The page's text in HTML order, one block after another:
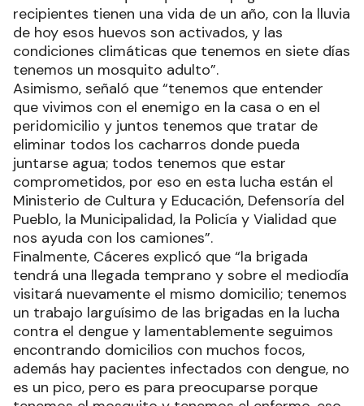
recipientes tienen una vida de un año, con la lluvia
de hoy esos huevos son activados, y las
condiciones climáticas que tenemos en siete días
tenemos un mosquito adulto”.
Asimismo, señaló que “tenemos que entender
que vivimos con el enemigo en la casa o en el
peridomicilio y juntos tenemos que tratar de
eliminar todos los cacharros donde pueda
juntarse agua; todos tenemos que estar
comprometidos, por eso en esta lucha están el
Ministerio de Cultura y Educación, Defensoría del
Pueblo, la Municipalidad, la Policía y Vialidad que
nos ayuda con los camiones”.
Finalmente, Cáceres explicó que “la brigada
tendrá una llegada temprano y sobre el mediodía
visitará nuevamente el mismo domicilio; tenemos
un trabajo larguísimo de las brigadas en la lucha
contra el dengue y lamentablemente seguimos
encontrando domicilios con muchos focos,
además hay pacientes infectados con dengue, no
es un pico, pero es para preocuparse porque